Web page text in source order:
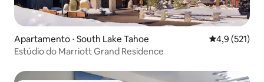
Apartamento ⋅ South Lake Tahoe 4,9 de uma
4,9 (521)
Estúdio do Marriott Grand Residence